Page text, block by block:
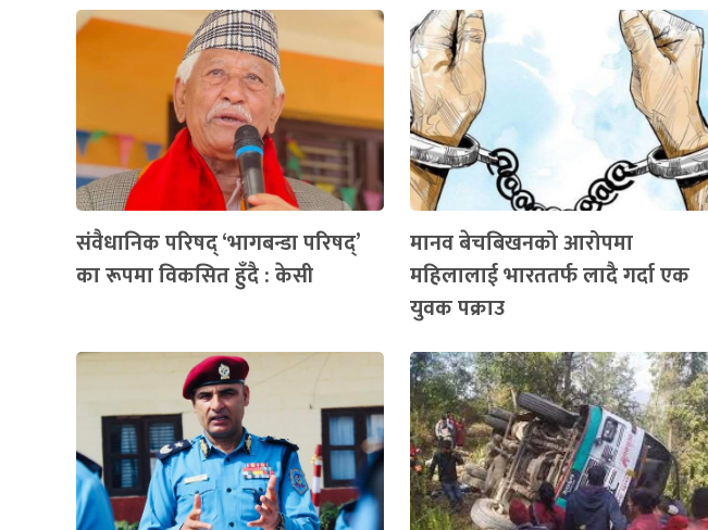
संवैधानिक परिषद् ‘भागबन्डा परिषद्’
का रूपमा विकसित हुँदै : केसी
मानव बेचबिखनको आरोपमा
महिलालाई भारततर्फ लादै गर्दा एक
युवक पक्राउ